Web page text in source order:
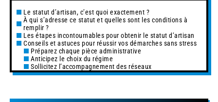
Le statut d’artisan, c’est quoi exactement ?
À qui s’adresse ce statut et quelles sont les conditions à
remplir ?
Les étapes incontournables pour obtenir le statut d’artisan
Conseils et astuces pour réussir vos démarches sans stress
Préparez chaque pièce administrative
Anticipez le choix du régime
Sollicitez l’accompagnement des réseaux